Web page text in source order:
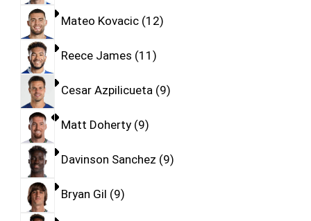
Mateo Kovacic 12
Reece James 11
Cesar Azpilicueta 9
Matt Doherty 9
Davinson Sanchez 9
Bryan Gil 9